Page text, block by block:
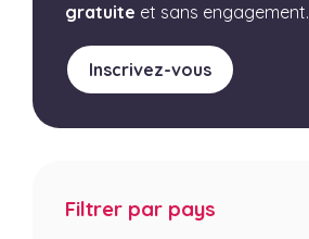
gratuite et sans engagement.
Inscrivez-vous
Filtrer par pays